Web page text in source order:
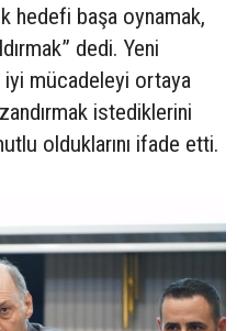
hedefi başa oynamak,
dedi. Yeni
mücadeleyi ortaya
istediklerini
olduklarını ifade etti.